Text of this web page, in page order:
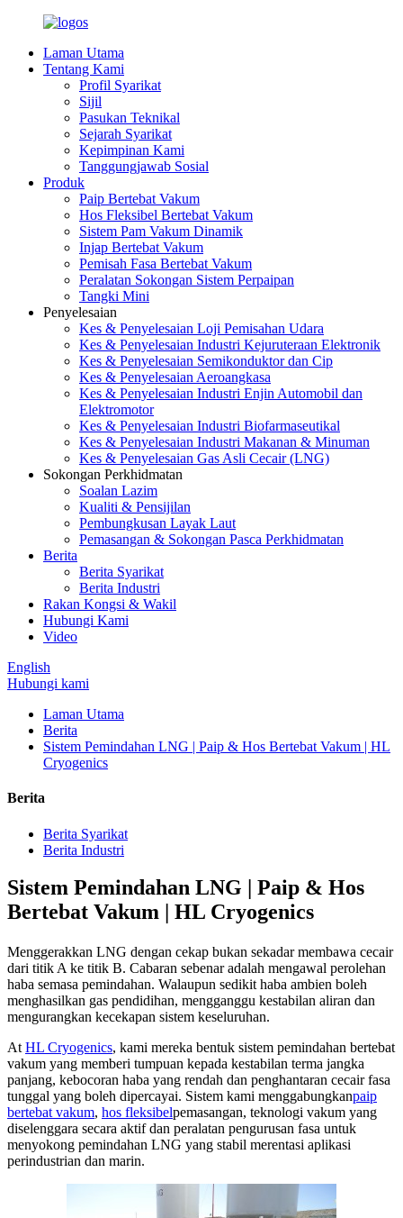
Laman Utama
Tentang Kami
Profil Syarikat
Sijil
Pasukan Teknikal
Sejarah Syarikat
Kepimpinan Kami
Tanggungjawab Sosial
Produk
Paip Bertebat Vakum
Hos Fleksibel Bertebat Vakum
Sistem Pam Vakum Dinamik
Injap Bertebat Vakum
Pemisah Fasa Bertebat Vakum
Peralatan Sokongan Sistem Perpaipan
Tangki Mini
Penyelesaian
Kes & Penyelesaian Loji Pemisahan Udara
Kes & Penyelesaian Industri Kejuruteraan Elektronik
Kes & Penyelesaian Semikonduktor dan Cip
Kes & Penyelesaian Aeroangkasa
Kes & Penyelesaian Industri Enjin Automobil dan
Elektromotor
Kes & Penyelesaian Industri Biofarmaseutikal
Kes & Penyelesaian Industri Makanan & Minuman
Kes & Penyelesaian Gas Asli Cecair (LNG)
Sokongan Perkhidmatan
Soalan Lazim
Kualiti & Pensijilan
Pembungkusan Layak Laut
Pemasangan & Sokongan Pasca Perkhidmatan
Berita
Berita Syarikat
Berita Industri
Rakan Kongsi & Wakil
Hubungi Kami
Video
English
Hubungi kami
Laman Utama
Berita
Sistem Pemindahan LNG | Paip & Hos Bertebat Vakum | HL
Cryogenics
Berita
Berita Syarikat
Berita Industri
Sistem Pemindahan LNG | Paip & Hos
Bertebat Vakum | HL Cryogenics
Menggerakkan LNG dengan cekap bukan sekadar membawa cecair
dari titik A ke titik B. Cabaran sebenar adalah mengawal perolehan
haba semasa pemindahan. Walaupun sedikit haba ambien boleh
menghasilkan gas pendidihan, mengganggu kestabilan aliran dan
mengurangkan kecekapan sistem keseluruhan.
At HL Cryogenics, kami mereka bentuk sistem pemindahan bertebat
vakum yang memberi tumpuan kepada kestabilan terma jangka
panjang, kebocoran haba yang rendah dan penghantaran cecair fasa
tunggal yang boleh dipercayai. Sistem kami menggabungkanpaip
bertebat vakum, hos fleksibelpemasangan, teknologi vakum yang
diselenggara secara aktif dan peralatan pengurusan fasa untuk
menyokong pemindahan LNG yang stabil merentasi aplikasi
perindustrian dan marin.